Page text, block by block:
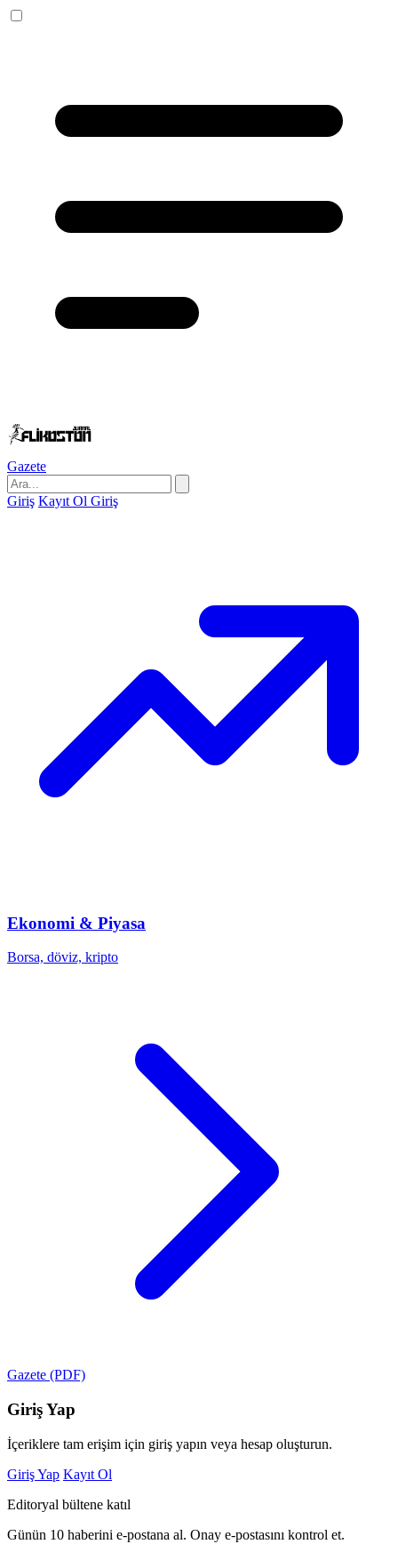
Gazete
Giriş Kayıt Ol Giriş
Ekonomi & Piyasa
Borsa, döviz, kripto
Gazete (PDF)
Giriş Yap
İçeriklere tam erişim için giriş yapın veya hesap oluşturun.
Giriş Yap Kayıt Ol
Editoryal bültene katıl
Günün 10 haberini e-postana al. Onay e-postasını kontrol et.